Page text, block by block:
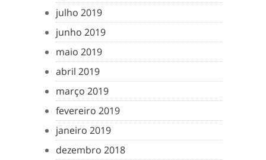
julho 2019
junho 2019
maio 2019
abril 2019
março 2019
fevereiro 2019
janeiro 2019
dezembro 2018